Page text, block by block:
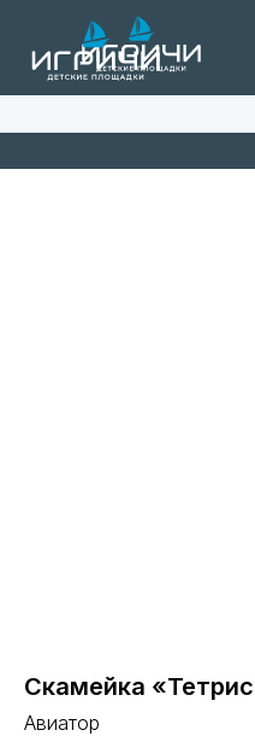
Скамейка
Авиатор